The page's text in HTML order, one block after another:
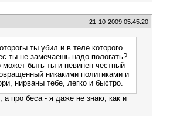
21-10-2009 05:45:20
ты убил и в теле которого
ты не замечаешь надо пологать?
может быть ты и невинен честный
никакими политиками и
нирваны тебе, легко и быстро.
а про беса - я даже не знаю, как и